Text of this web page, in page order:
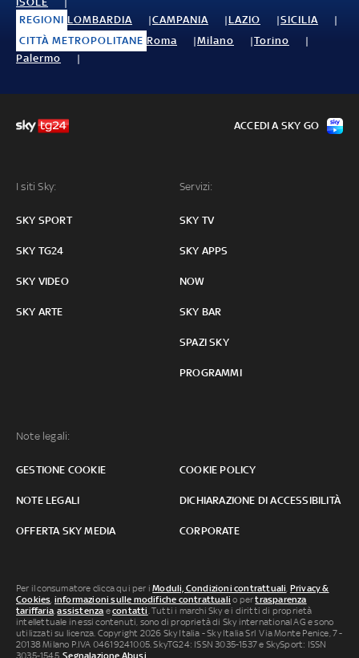
REGIONI LOMBARDIA CAMPANIA LAZIO
SICILIA
CITTÀ METROPOLITANE Roma Milano
Torino
Palermo
I siti Sky:
SKY SPORT
SKY TG24
SKY VIDEO
SKY ARTE
Servizi:
SKY TV
SKY APPS
NOW
SKY BAR
SPAZI SKY
PROGRAMMI
Note legali:
GESTIONE COOKIE COOKIE POLICY
NOTE LEGALI DICHIARAZIONE DI ACCESSIBILITÀ
OFFERTA SKY MEDIA CORPORATE
ACCEDI A SKY GO
Per il consumatore clicca qui per iModuli, Condizioni contrattuali, Privacy &
Cookies, informazioni sulle modifiche contrattuali o pertrasparenza
tariffaria,assistenza econtatti. Tutti i marchi Sky e i diritti di proprietà
intellettuale in essi contenuti, sono di proprietà di Sky international AG e sono
utilizzati su licenza. Copyright 2026 Sky Italia - Sky Italia Srl Via Monte Penice, 7 -
20138 Milano P.IVA 04619241005. SkyTG24: ISSN 3035-1537 e SkySport: ISSN
3035-1545.Segnalazione Abusi